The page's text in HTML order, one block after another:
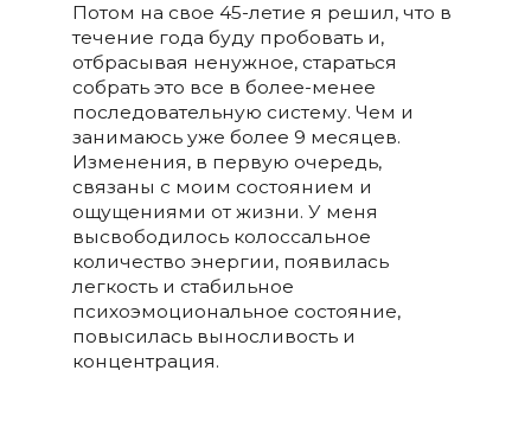
Потом на свое 45-летие я решил, что в
течение года буду пробовать и,
отбрасывая ненужное, стараться
собрать это все в более-менее
последовательную систему. Чем и
занимаюсь уже более 9 месяцев.
Изменения, в первую очередь,
связаны с моим состоянием и
ощущениями от жизни. У меня
высвободилось колоссальное
количество энергии, появилась
легкость и стабильное
психоэмоциональное состояние,
повысилась выносливость и
концентрация.